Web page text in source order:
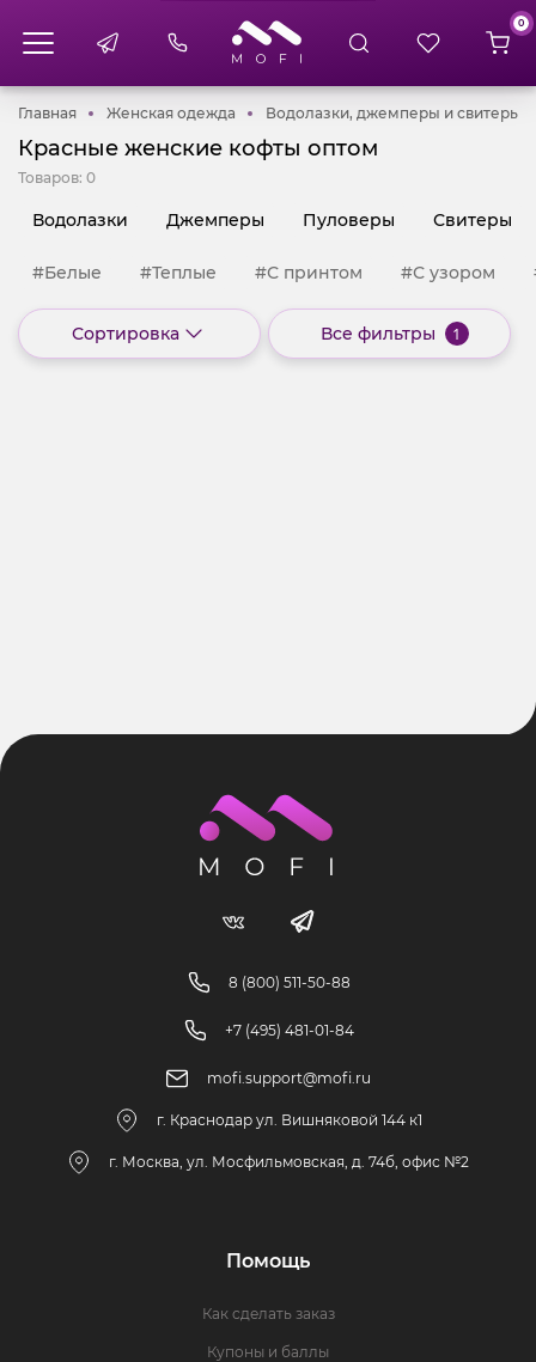
0
ГлавнаяГлавнаяЖенская одежда Женская одежда
Водолазки, джемперы и свитеры
Красные женские кофты оптом
Товаров: 0
Водолазки Джемперы Пуловеры Свитеры
#Белые #Теплые #С принтом #С узором
Сортировка Все фильтры 1
8 (800) 511-50-88
+7 (495) 481-01-84
mofi.support@mofi.ru
г. Краснодар ул. Вишняковой 144 к1
г. Москва, ул. Мосфильмовская, д. 74б, офис №2
Помощь
Как сделать заказ
Купоны и баллы